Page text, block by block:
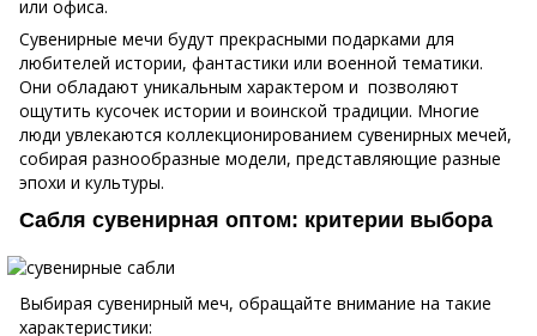
или офиса.
Сувенирные мечи будут прекрасными подарками для
любителей истории, фантастики или военной тематики.
Они обладают уникальным характером и позволяют
ощутить кусочек истории и воинской традиции. Многие
люди увлекаются коллекционированием сувенирных мечей,
собирая разнообразные модели, представляющие разные
эпохи и культуры.
Сабля сувенирная оптом: критерии выбора
Выбирая сувенирный меч, обращайте внимание на такие
характеристики: